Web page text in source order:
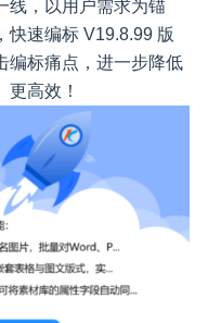
线，以用户需求为锚
快速编标 V19.8.99 版
编标痛点，进一步降低
高效！